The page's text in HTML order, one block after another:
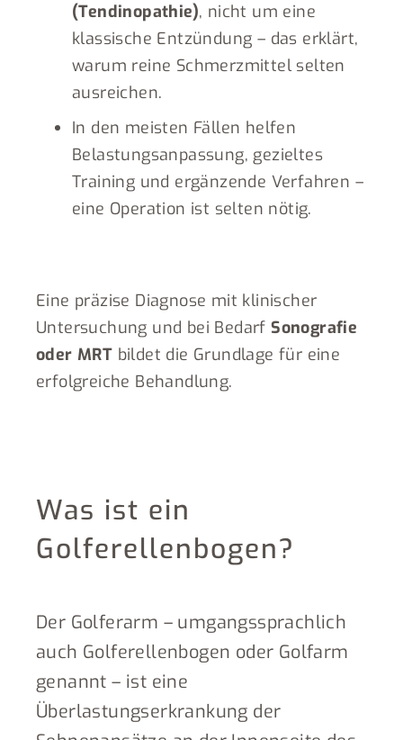
(Tendinopathie), nicht um eine
klassische Entzündung – das erklärt,
warum reine Schmerzmittel selten
ausreichen.
In den meisten Fällen helfen
Belastungsanpassung, gezieltes
Training und ergänzende Verfahren –
eine Operation ist selten nötig.
Eine präzise Diagnose mit klinischer
Untersuchung und bei BedarfSonografie
oder MRT bildet die Grundlage für eine
erfolgreiche Behandlung.
Was ist ein
Golferellenbogen?
Der Golferarm – umgangssprachlich
auch Golferellenbogen oder Golfarm
genannt – ist eine
Überlastungserkrankung der